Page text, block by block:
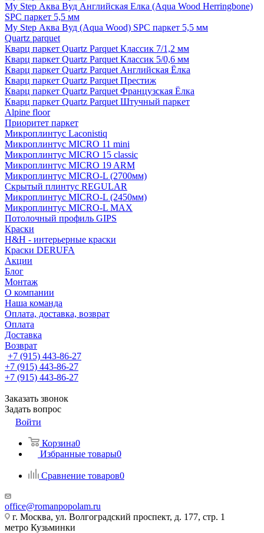
My Step Аква Вуд Английская Елка (Aqua Wood Herringbone)
SPC паркет 5,5 мм
My Step Аква Вуд (Aqua Wood) SPC паркет 5,5 мм
Quartz parquet
Кварц паркет Quartz Parquet Классик 7/1,2 мм
Кварц паркет Quartz Parquet Классик 5/0,6 мм
Кварц паркет Quartz Parquet Английская Ёлка
Кварц паркет Quartz Parquet Престиж
Кварц паркет Quartz Parquet Французская Ёлка
Кварц паркет Quartz Parquet Штучный паркет
Alpine floor
Приоритет паркет
Микроплинтус Laconistiq
Микроплинтус MICRO 11 mini
Микроплинтус MICRO 15 classic
Микроплинтус MICRO 19 ARM
Микроплинтус MICRO-L (2700мм)
Скрытый плинтус REGULAR
Микроплинтус MICRO-L (2450мм)
Микроплинтус MICRO-L MAX
Потолочный профиль GIPS
Краски
H&H - интерьерные краски
Краски DERUFA
Акции
Блог
Монтаж
О компании
Наша команда
Оплата, доставка, возврат
Оплата
Доставка
Возврат
+7 (915) 443-86-27
+7 (915) 443-86-27
+7 (915) 443-86-27
Заказать звонок
Задать вопрос
Войти
Корзина0
Избранные товары0
Сравнение товаров0
office@romanpopolam.ru
г. Москва, ул. Волгоградский проспект, д. 177, стр. 1
метро Кузьминки